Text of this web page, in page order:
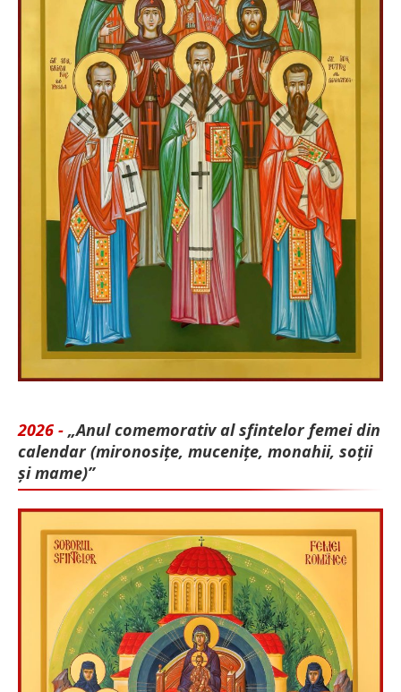
2026 - „Anul comemorativ al sfintelor femei din
calendar (mironosițe, mu­cenițe, monahii, soții
și mame)”